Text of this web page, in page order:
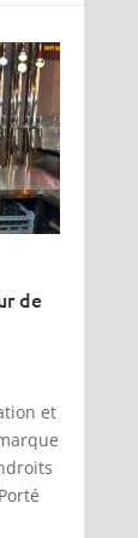
de
et